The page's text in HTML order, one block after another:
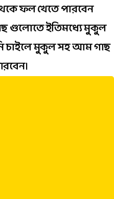
ফল খেতে পারবেন
গুলোতে ইতিমধ্যে মুকুল
চাইলে মুকুল সহ আম গাছ